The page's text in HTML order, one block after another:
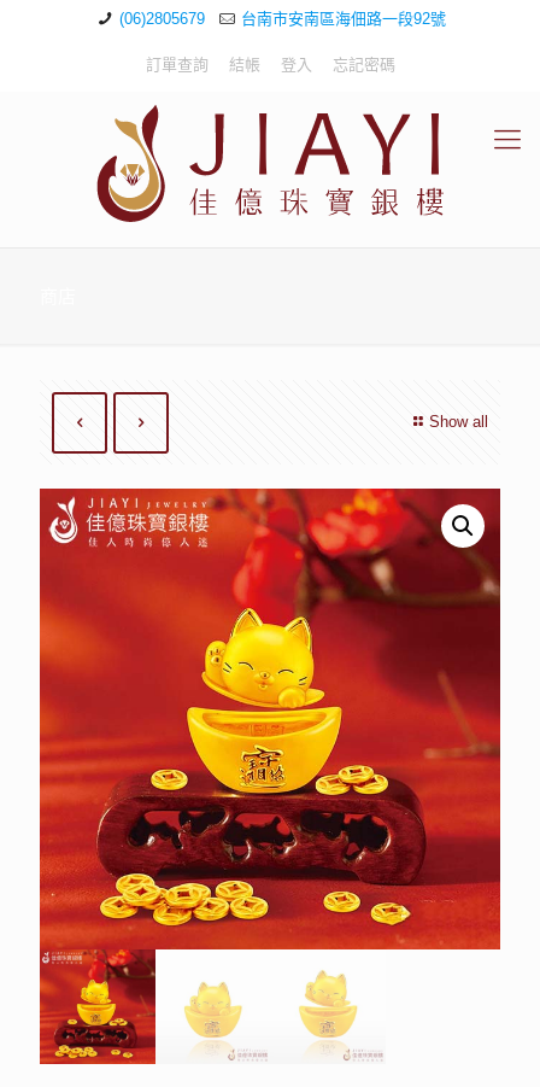
(06)2805679 台南市安南區海佃路一段92號
訂單查詢 結帳 登入 忘記密碼
Show all